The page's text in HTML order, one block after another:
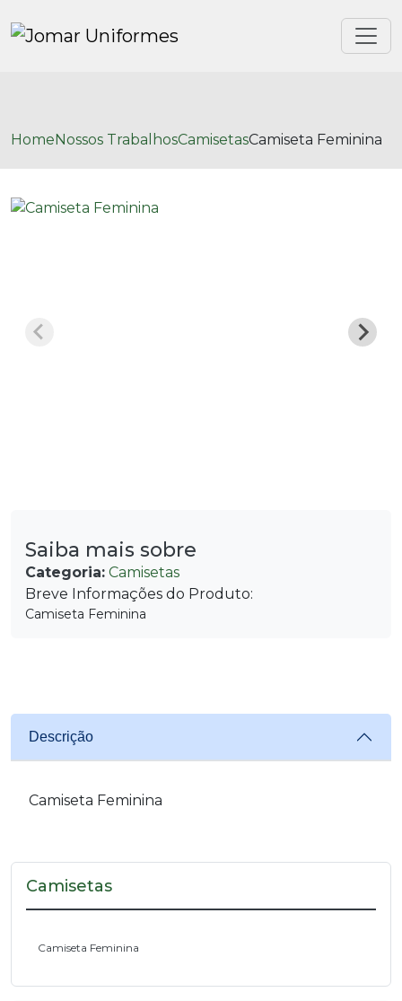
HomeNossos TrabalhosCamisetasCamiseta Feminina
Saiba mais sobre
Categoria: Camisetas
Breve Informações do Produto:
Camiseta Feminina
Descrição
Camiseta Feminina
Camisetas
Camiseta Feminina